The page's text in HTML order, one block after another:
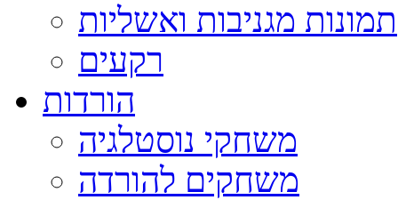
תמונות מגניבות ואשליות
רקעים
הורדות
משחקי נוסטלגיה
משחקים להורדה